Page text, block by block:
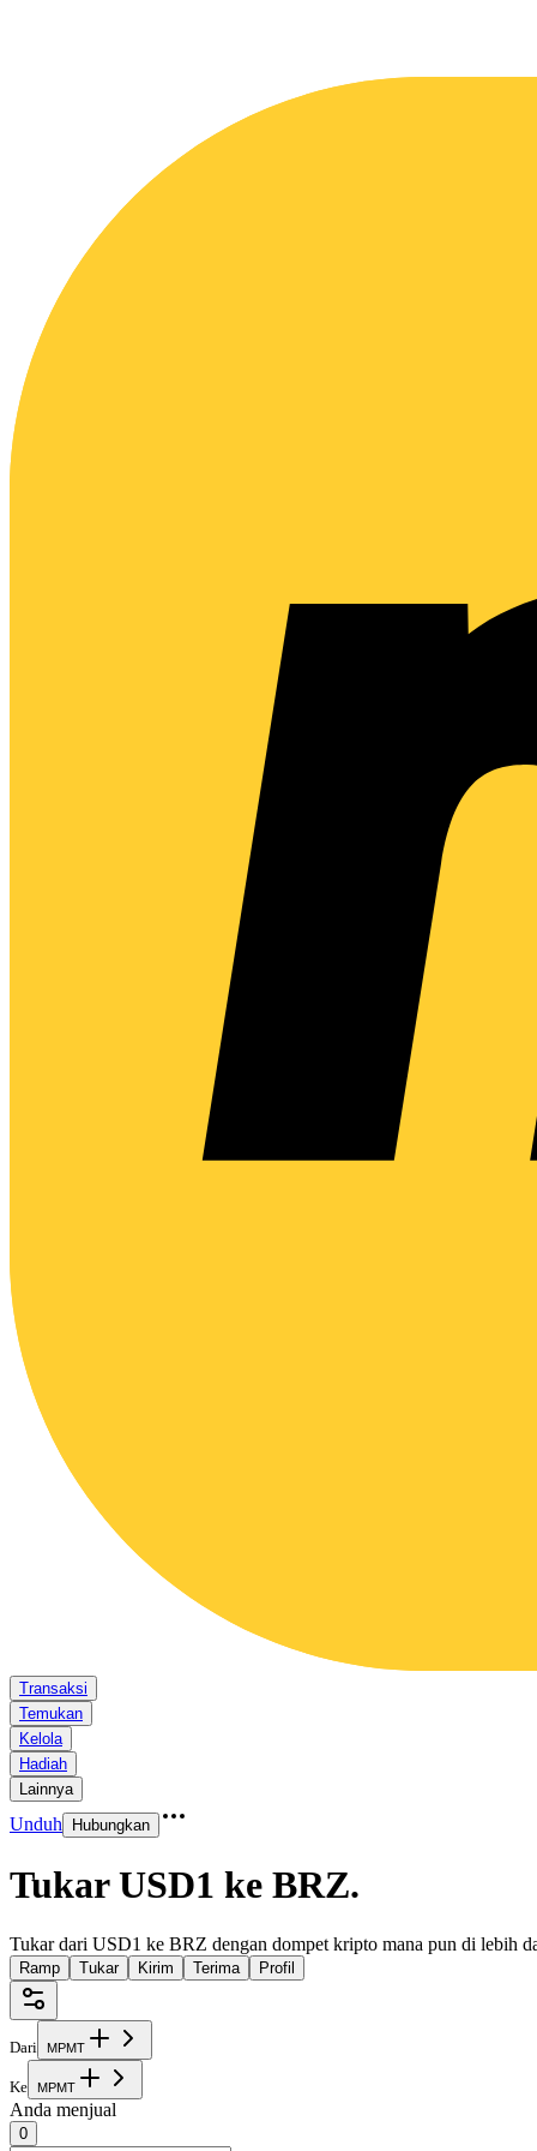
Transaksi
Temukan
Kelola
Hadiah
Lainnya
Unduh Hubungkan
Tukar USD1 ke BRZ.
Tukar dari USD1 ke BRZ dengan dompet kripto mana pun di lebih
Ramp Tukar Kirim Terima Profil
Dari MPMT
Ke MPMT
Anda menjual
0